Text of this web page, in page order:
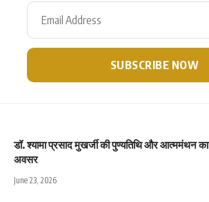
डॉ. श्यामा प्रसाद मुखर्जी की पुण्यतिथि और आत्ममंथन का
अवसर
June 23, 2026